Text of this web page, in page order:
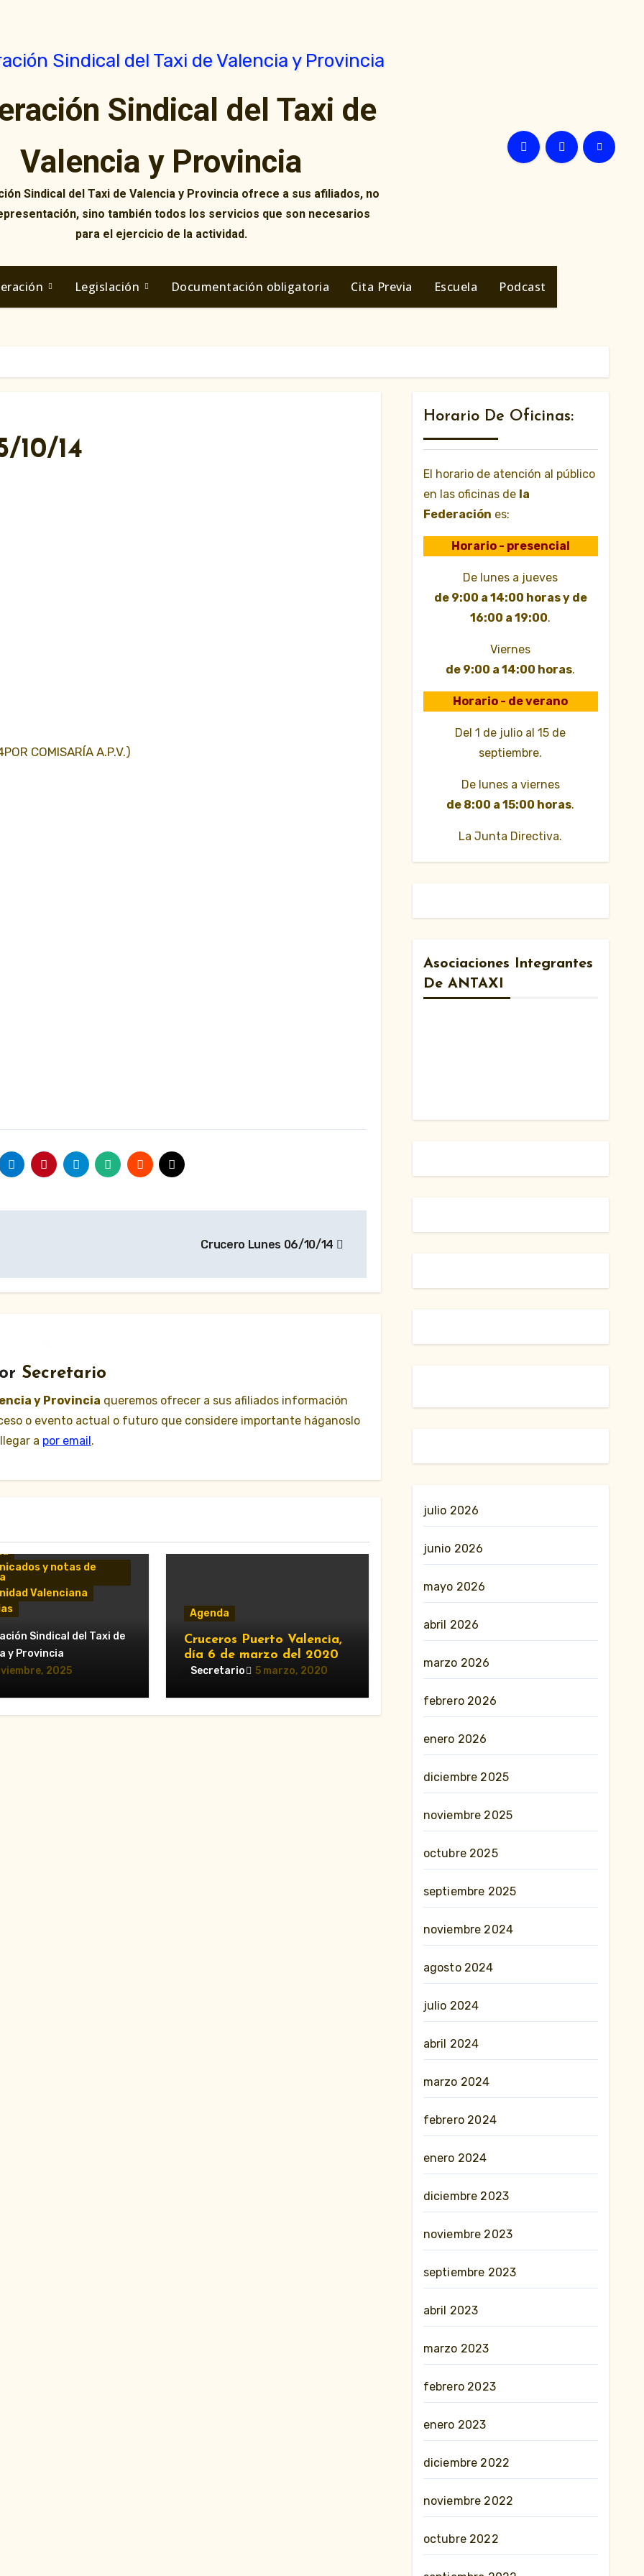
Sindical del Taxi de
Valencia y Provincia
Sindical del Taxi de Valencia y Provincia ofrece a sus afiliados, no
sino también todos los servicios que son necesarios
para el ejercicio de la actividad.
Legislación Documentación obligatoria Cita Previa Escuela Podcast
10/14
COMISARÍA A.P.V.)
Crucero Lunes 06/10/14
Secretario
y Provincia queremos ofrecer a sus afiliados información
o evento actual o futuro que considere importante háganoslo
llegar a por email.
y notas de
Valenciana
del servicio de
el Gran Premio
2025: horarios y
Sindical del Taxi de
y Provincia
2025
Agenda
Cruceros Puerto Valencia,
día 6 de marzo del 2020
Secretario 5 marzo, 2020
Horario De Oficinas:
El horario de atención al público
en las oficinas de la
Federación es:
Horario - presencial
De lunes a jueves
de 9:00 a 14:00 horas y de
16:00 a 19:00.
Viernes
de 9:00 a 14:00 horas.
Horario - de verano
Del 1 de julio al 15 de
septiembre.
De lunes a viernes
de 8:00 a 15:00 horas.
La Junta Directiva.
Asociaciones Integrantes
De ANTAXI
julio 2026
junio 2026
mayo 2026
abril 2026
marzo 2026
febrero 2026
enero 2026
diciembre 2025
noviembre 2025
octubre 2025
septiembre 2025
noviembre 2024
agosto 2024
julio 2024
abril 2024
marzo 2024
febrero 2024
enero 2024
diciembre 2023
noviembre 2023
septiembre 2023
abril 2023
marzo 2023
febrero 2023
enero 2023
diciembre 2022
noviembre 2022
octubre 2022